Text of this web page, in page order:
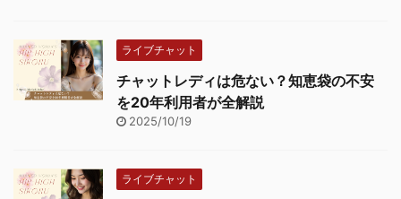
ライブチャット
チャットレディは危ない？知恵袋の不安
を20年利用者が全解説
2025/10/19
ライブチャット